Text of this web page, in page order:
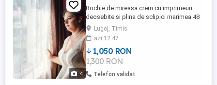
4
Rochie de mireasa crem cu imprimeuri
deosebite si plina de sclipici marimea 48
Lugoj, Timis
azi 12:47
1,050 RON
1,300 RON
Telefon validat